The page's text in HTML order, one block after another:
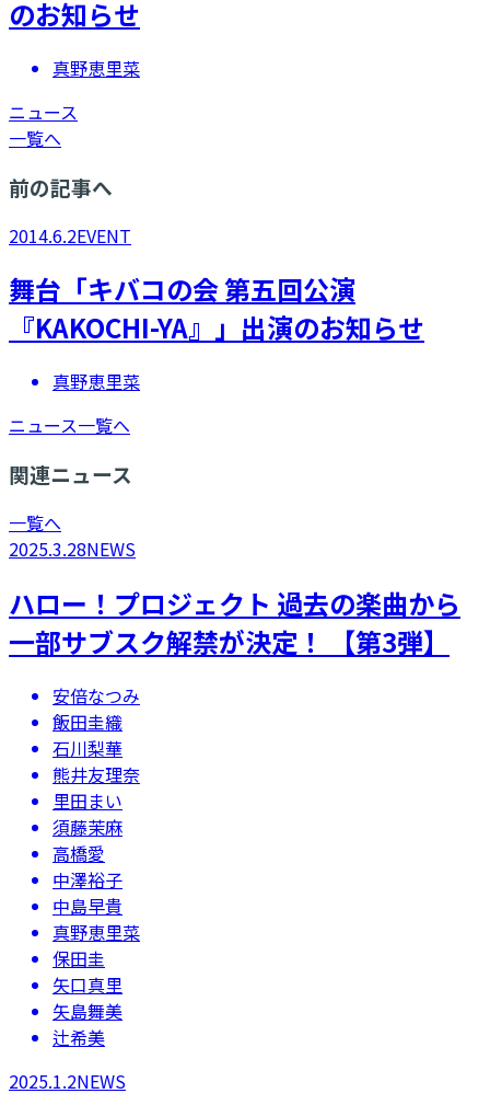
のお知らせ
真野恵里菜
ニュース
一覧へ
前の記事へ
2014.6.2EVENT
舞台「キバコの会 第五回公演
『KAKOCHI-YA』」出演のお知らせ
真野恵里菜
ニュース一覧へ
関連ニュース
一覧へ
2025.3.28NEWS
ハロー！プロジェクト 過去の楽曲から
一部サブスク解禁が決定！ 【第3弾】
安倍なつみ
飯田圭織
石川梨華
熊井友理奈
里田まい
須藤茉麻
高橋愛
中澤裕子
中島早貴
真野恵里菜
保田圭
矢口真里
矢島舞美
辻希美
2025.1.2NEWS